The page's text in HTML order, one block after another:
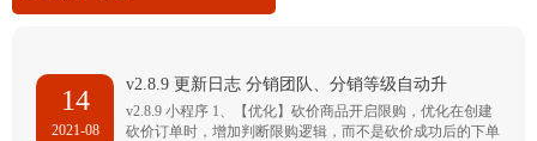
14
2021-08
v2.8.9 更新日志 分销团队、分销等级自动升
v2.8.9 小程序 1、【优化】砍价商品开启限购，优化在创建
砍价订单时，增加判断限购逻辑，而不是砍价成功后的下单